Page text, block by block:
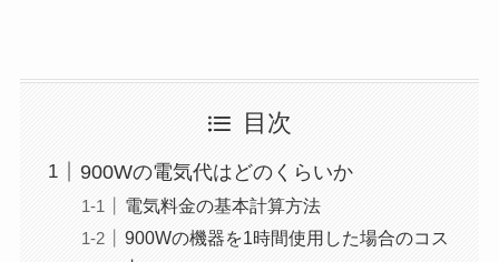
目次
900Wの電気代はどのくらいか
電気料金の基本計算方法
900Wの機器を1時間使用した場合のコス